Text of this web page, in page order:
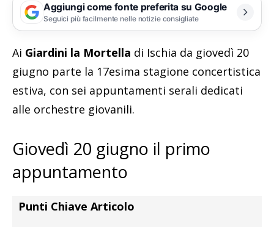
Aggiungi come fonte preferita su Google
Seguici più facilmente nelle notizie consigliate
Ai Giardini la Mortella di Ischia da giovedì 20
giugno parte la 17esima stagione concertistica
estiva, con sei appuntamenti serali dedicati
alle orchestre giovanili.
Giovedì 20 giugno il primo
appuntamento
Punti Chiave Articolo